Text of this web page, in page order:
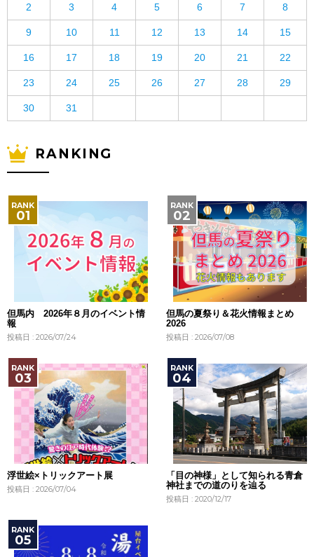
2 3 4 5 6 7 8
9 10 11 12 13 14 15
16 17 18 19 20 21 22
23 24 25 26 27 28 29
30 31
RANKING
但馬内 2026年８月のイベント情
報
投稿日 : 2026/07/24
但馬の夏祭り＆花火情報まとめ
2026
投稿日 : 2026/07/08
浮世絵×トリックアート展
投稿日 : 2026/07/04
「目の神様」として知られる青倉
神社までの道のりを辿る
投稿日 : 2020/12/17